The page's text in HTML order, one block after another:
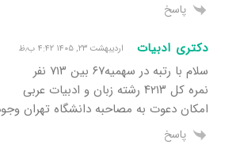
پاسخ
دکتری ادبیات اردیبهشت ۲۳, ۱۴۰۵ ۴:۴۲ ب٫ظ
سلام با رتبه در سهمیه۶۷ بین ۷۱۳ نفر
نمره کل ۴۲۱۳ رشته زبان و ادبیات عربى
امکان دعوت به مصاحبه دانشگاه تهران
پاسخ